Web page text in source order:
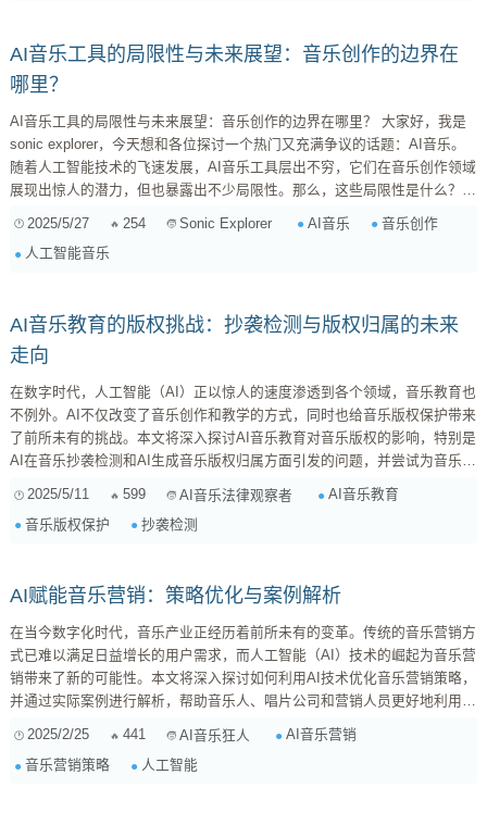
AI音乐工具的局限性与未来展望：音乐创作的边界在
哪里？
AI音乐工具的局限性与未来展望：音乐创作的边界在哪里？ 大家好，我是
sonic explorer，今天想和各位探讨一个热门又充满争议的话题：AI音乐。
随着人工智能技术的飞速发展，AI音乐工具层出不穷，它们在音乐创作领域
展现出惊人的潜力，但也暴露出不少局限性。那么，这些局限性是什么？未
可没。它们能够快速生成各种风格的音乐片段，帮助音乐人摆脱重复性的工
2025/5/27 254 Sonic Explorer AI音乐
音乐创作
人工智能音乐
AI音乐教育的版权挑战：抄袭检测与版权归属的未来
走向
在数字时代，人工智能（AI）正以惊人的速度渗透到各个领域，音乐教育也
不例外。AI不仅改变了音乐创作和教学的方式，同时也给音乐版权保护带来
了前所未有的挑战。本文将深入探讨AI音乐教育对音乐版权的影响，特别是
AI在音乐抄袭检测和AI生成音乐版权归属方面引发的问题，并尝试为音乐版
权律师、音乐平台以及关注版权保护的音乐人提供一些思考方向。 AI音乐
和分析等多个方面。例如，AI可以帮助学生学习乐器、进行音乐理论分析，
2025/5/11 599 AI音乐法律观察者
AI音乐教育
音乐版权保护
抄袭检测
AI赋能音乐营销：策略优化与案例解析
在当今数字化时代，音乐产业正经历着前所未有的变革。传统的音乐营销方
式已难以满足日益增长的用户需求，而人工智能（AI）技术的崛起为音乐营
销带来了新的可能性。本文将深入探讨如何利用AI技术优化音乐营销策略，
并通过实际案例进行解析，帮助音乐人、唱片公司和营销人员更好地利用AI
着广泛的应用，主要体现在以下几个方面： 1. 个性化推荐 个性化推荐是AI
在音乐营销中最常见的应用之一。通过分析用户的音乐收听历史、偏好、社
2025/2/25 441 AI音乐狂人
AI音乐营销
音乐营销策略
人工智能